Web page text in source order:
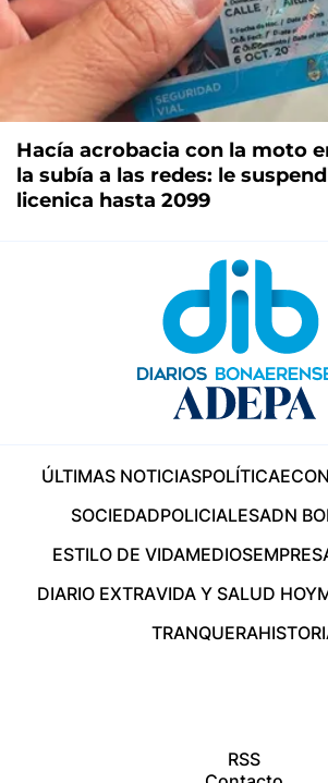
Hacía acrobacia con la moto
la subía a las redes: le
licenica hasta 2099
ÚLTIMAS NOTICIASPOLÍTICA
SOCIEDADPOLICIALESADN
ESTILO DE VIDAMEDIOS
DIARIO EXTRAVIDA Y SALUD HOY
TRANQUERA
RSS